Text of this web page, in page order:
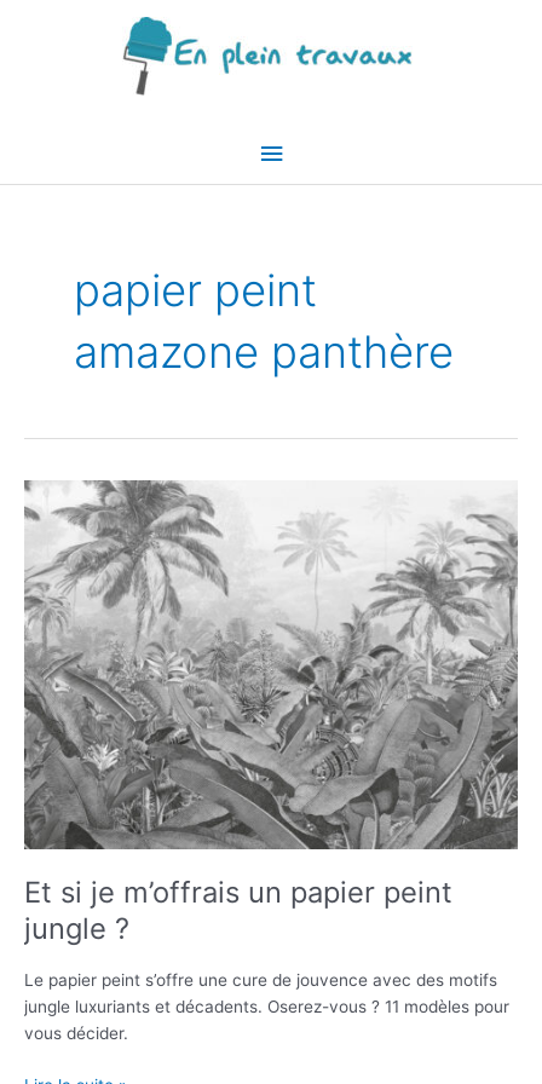
Menu
papier peint
amazone panthère
Et si je m’offrais un papier peint
jungle ?
Le papier peint s’offre une cure de jouvence avec des motifs
jungle luxuriants et décadents. Oserez-vous ? 11 modèles pour
vous décider.